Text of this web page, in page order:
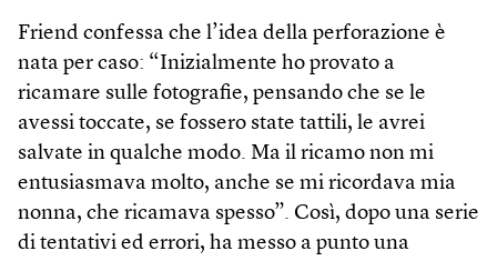
Friend confessa che l’idea della perforazione è
nata per caso: “Inizialmente ho provato a
ricamare sulle fotografie, pensando che se le
avessi toccate, se fossero state tattili, le avrei
salvate in qualche modo. Ma il ricamo non mi
entusiasmava molto, anche se mi ricordava mia
nonna, che ricamava spesso”. Così, dopo una serie
di tentativi ed errori, ha messo a punto una